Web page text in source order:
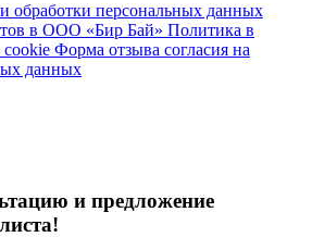
обработки персональных данных
в ООО «Бир Бай» Политика в
Форма отзыва согласия на
данных
и предложение